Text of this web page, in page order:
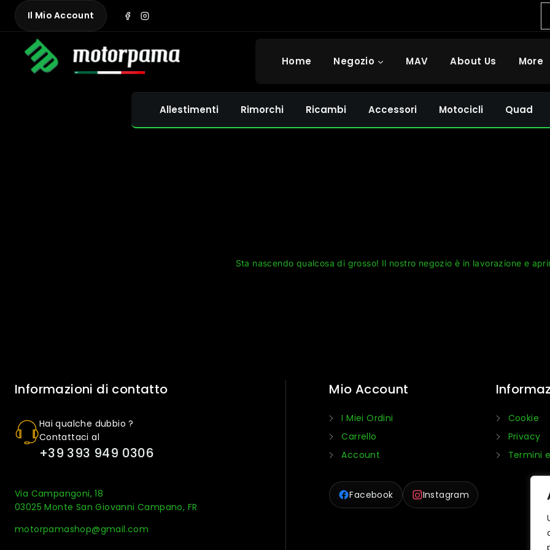
Skip
content
Il Mio Account
Home Negozio MAV About Us More
Allestimenti Rimorchi Ricambi Accessori Motocicli Quad
Sta nascendo qualcosa di grosso! Il nostro negozio è in lavorazione e
Informazioni di contatto
Hai qualche dubbio ?
Contattaci al
+39 393 949 0306
Via Campangoni, 18
03025 Monte San Giovanni Campano, FR
motorpamashop@gmail.com
Mio Account
I Miei Ordini
Carrello
Account
Facebook Instagram
Cookie
Privacy
Termini